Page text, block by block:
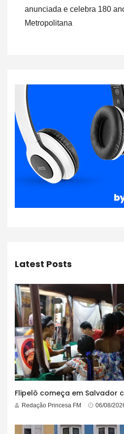
anunciada e celebra 180
Metropolitana
Latest Posts
Redação Princesa FM 06/08/